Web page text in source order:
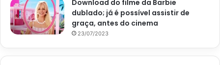
Download do filme da Barbie
dublado; já é possível assistir de
graça, antes do cinema
23/07/2023